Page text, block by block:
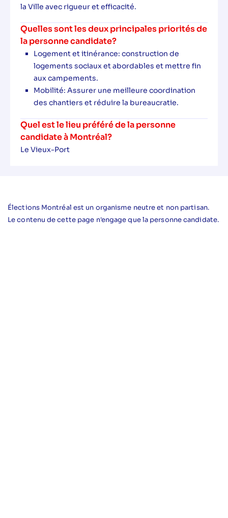
la Ville avec rigueur et efficacité.
Quelles sont les deux principales priorités de
la personne candidate?
Logement et itinérance: construction de
logements sociaux et abordables et mettre fin
aux campements.
Mobilité: Assurer une meilleure coordination
des chantiers et réduire la bureaucratie.
Quel est le lieu préféré de la personne
candidate à Montréal?
Le Vieux-Port
Élections Montréal est un organisme neutre et non partisan.
Le contenu de cette page n'engage que la personne candidate.